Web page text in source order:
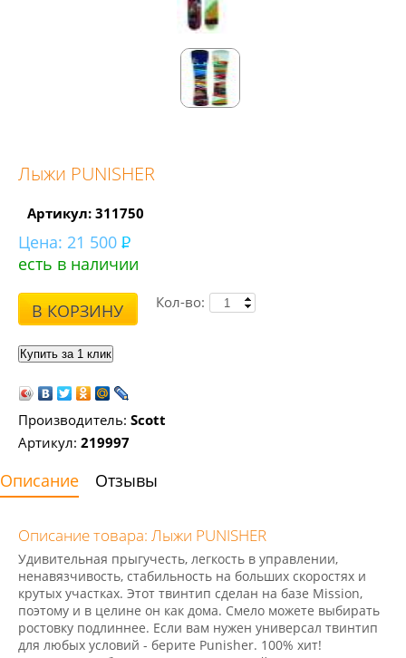
Лыжи PUNISHER
Артикул: 311750
Цена: 21 500
есть в наличии
В КОРЗИНУ Кол-во:
Производитель: Scott
Артикул: 219997
Описание Отзывы
Описание товара: Лыжи PUNISHER
Удивительная прыгучесть, легкость в управлении,
ненавязчивость, стабильность на больших скоростях и
крутых участках. Этот твинтип сделан на базе Mission,
поэтому и в целине он как дома. Смело можете выбирать
ростовку подлиннее. Если вам нужен универсал твинтип
для любых условий - берите Punisher. 100% хит!